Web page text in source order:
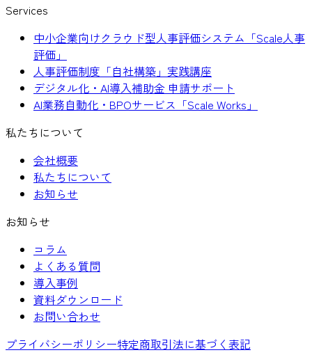
Services
中小企業向けクラウド型人事評価システム「Scale人事
評価」
人事評価制度「自社構築」実践講座
デジタル化・AI導入補助金 申請サポート
AI業務自動化・BPOサービス「Scale Works」
私たちについて
会社概要
私たちについて
お知らせ
お知らせ
コラム
よくある質問
導入事例
資料ダウンロード
お問い合わせ
プライバシーポリシー特定商取引法に基づく表記